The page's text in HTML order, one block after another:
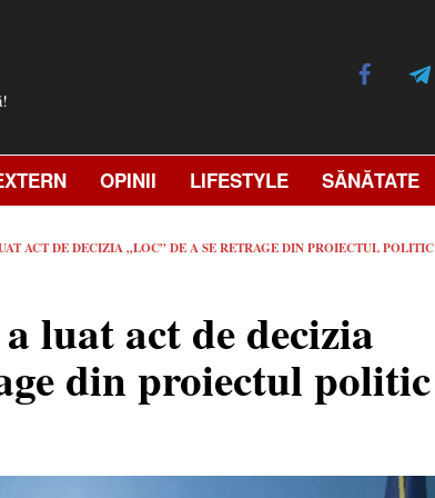
OPINII LIFESTYLE SĂNĂTATE
ACT DE DECIZIA „LOC” DE A SE RETRAGE DIN PROIECTUL POLITIC
luat act de decizia
din proiectul politic